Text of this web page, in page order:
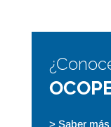
> Saber más